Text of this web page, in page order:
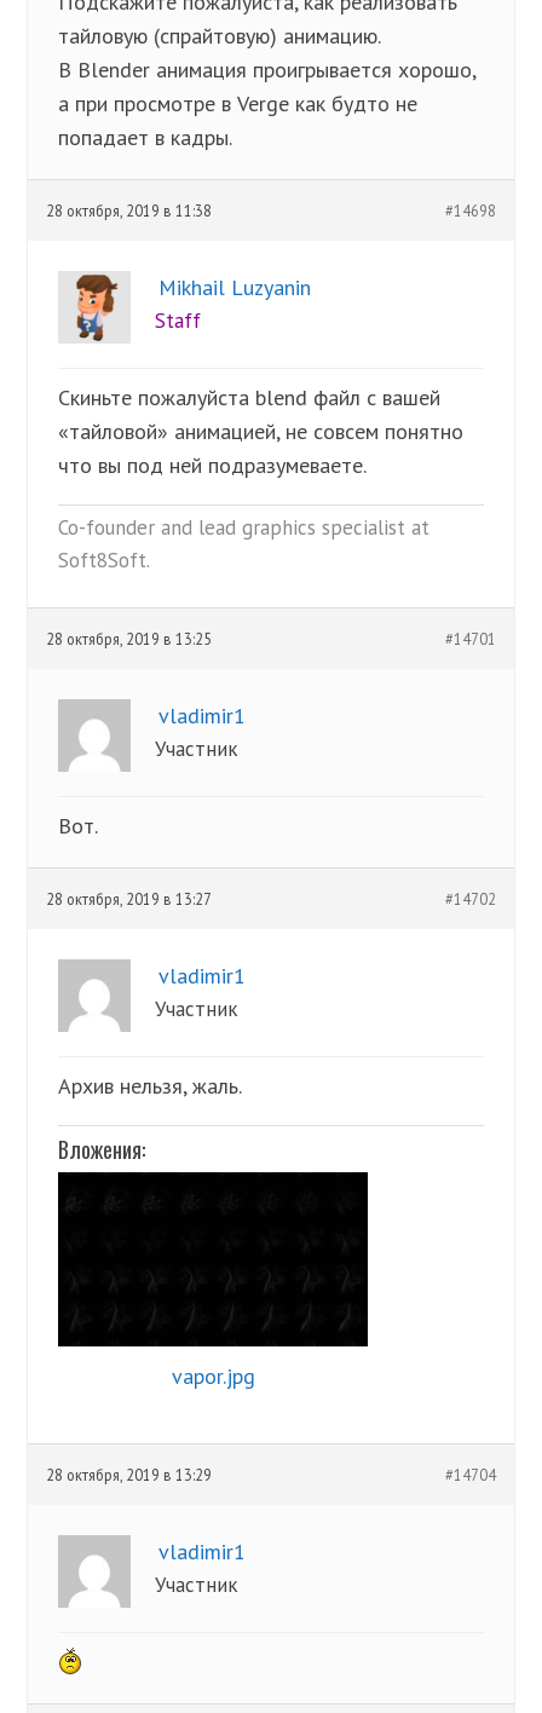
тайловую (спрайтовую) анимацию.
В Blender анимация проигрывается хорошо,
а при просмотре в Verge как будто не
попадает в кадры.
28 октября, 2019 в 11:38 #14698
Mikhail Luzyanin
Staff
Скиньте пожалуйста blend файл с вашей
«тайловой» анимацией, не совсем понятно
что вы под ней подразумеваете.
Co-founder and lead graphics specialist at
Soft8Soft.
28 октября, 2019 в 13:25 #14701
vladimir1
Участник
Вот.
28 октября, 2019 в 13:27 #14702
vladimir1
Участник
Архив нельзя, жаль.
Вложения:
vapor.jpg
28 октября, 2019 в 13:29 #14704
vladimir1
Участник